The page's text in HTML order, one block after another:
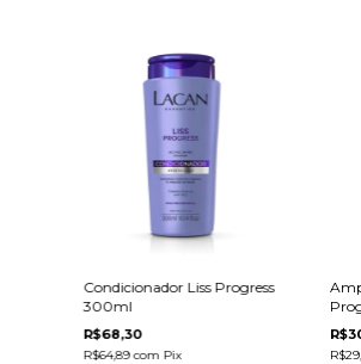
Condicionador Liss Progress
300ml
R$68,30
R$64,89com Pix